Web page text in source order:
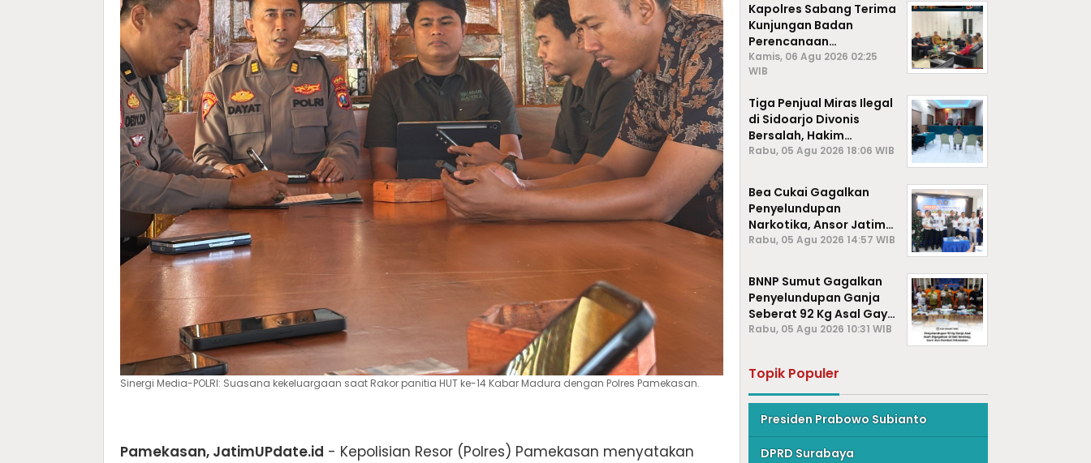
Sinergi Media-POLRI: Suasana kekeluargaan saat Rakor panitia HUT ke-14 Kabar Madura dengan Polres Pamekasan.
Pamekasan, JatimUPdate.id - Kepolisian Resor (Polres) Pamekasan menyatakan
Kapolres Sabang Terima
Kunjungan Badan
Perencanaan
Pembangunan Daerah
(BAPPEDA) Kota Sabang,
Kamis, 06 Agu 2026 02:25
WIB
Tiga Penjual Miras Ilegal
di Sidoarjo Divonis
Bersalah, Hakim
Jatuhkan Denda hingga
Rabu, 05 Agu 2026 18:06 WIB
Bea Cukai Gagalkan
Penyelundupan
Narkotika, Ansor Jatim
Negara Tak Kalah dari
Rabu, 05 Agu 2026 14:57 WIB
BNNP Sumut Gagalkan
Penyelundupan Ganja
Seberat 92 Kg Asal Gayo
Lues, Aceh.
Rabu, 05 Agu 2026 10:31 WIB
Topik Populer
Presiden Prabowo Subianto
DPRD Surabaya